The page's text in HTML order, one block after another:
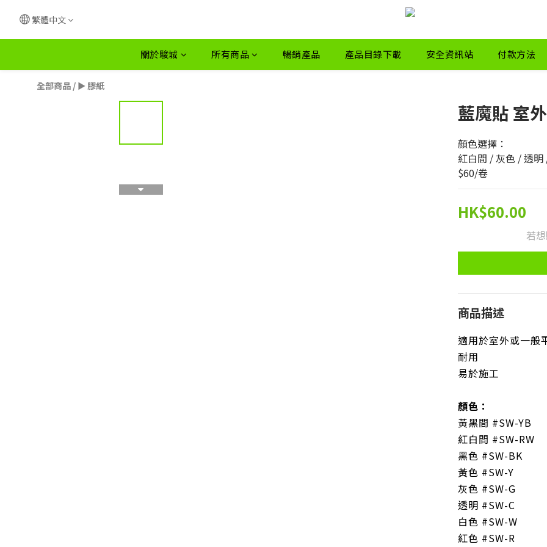
繁體中文
關於駿城 所有商品 暢銷產品 產品目錄下載 安全資訊站 付款方法
全部商品 / ► 膠紙
藍魔貼 室
顏色選擇：
紅白間 / 灰色 / 透
$60/卷
HK$60.00
若
商品描述
適用於室外或一般
耐用
易於施工
顏色：
黃黑間 #SW-YB
紅白間 #SW-RW
黑色 #SW-BK
黃色 #SW-Y
灰色 #SW-G
透明 #SW-C
白色 #SW-W
紅色 #SW-R